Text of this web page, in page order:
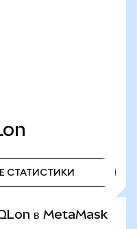
СТАТИСТИКИ
в MetaMask